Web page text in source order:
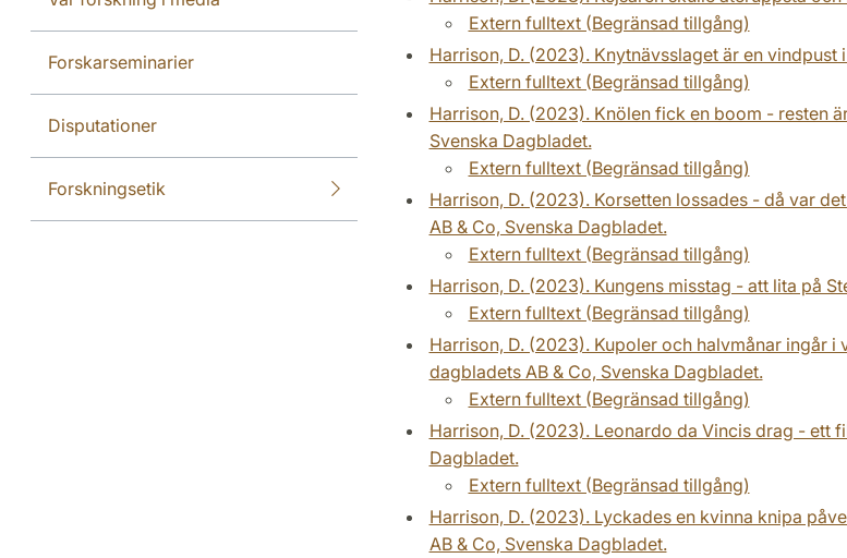
Forskarseminarier
Disputationer
Forskningsetik
Extern fulltext (Begränsad tillgång)
Harrison, D. (2023). Knytnävsslaget är en
Extern fulltext (Begränsad tillgång)
Harrison, D. (2023). Knölen fick en boom - resten
Svenska Dagbladet.
Extern fulltext (Begränsad tillgång)
Harrison, D. (2023). Korsetten lossades - då var
AB & Co, Svenska Dagbladet.
Extern fulltext (Begränsad tillgång)
Harrison, D. (2023). Kungens misstag - att lita på
Extern fulltext (Begränsad tillgång)
Harrison, D. (2023). Kupoler och halvmånar ingår i
dagbladets AB & Co, Svenska Dagbladet.
Extern fulltext (Begränsad tillgång)
Harrison, D. (2023). Leonardo da Vincis drag - ett
Dagbladet.
Extern fulltext (Begränsad tillgång)
Harrison, D. (2023). Lyckades en kvinna knipa
AB & Co, Svenska Dagbladet.